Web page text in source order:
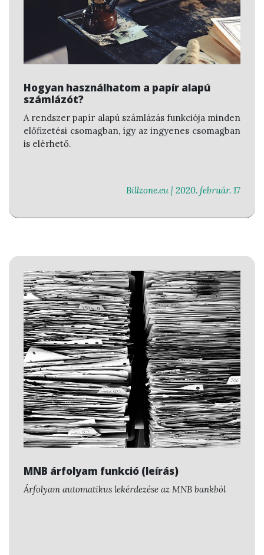
Hogyan használhatom a papír alapú
számlázót?
A rendszer papír alapú számlázás funkciója minden
előfizetési csomagban, így az ingyenes csomagban
is elérhető.
Billzone.eu | 2020. február. 17
MNB árfolyam funkció (leírás)
Árfolyam automatikus lekérdezése az MNB bankból